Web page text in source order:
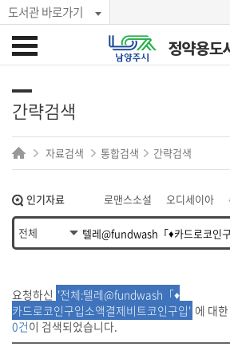
도서관 바로가기
정약용도
간략검색
자료검색 통합검색 간략검색
인기자료 로맨스소설 오디세이아
히가시노 게이고
혼모노
요청하신 '전체:텔레@fundwash「♦
카드로코인구입소액결제비트코인구입' 에 대한
0건이 검색되었습니다.